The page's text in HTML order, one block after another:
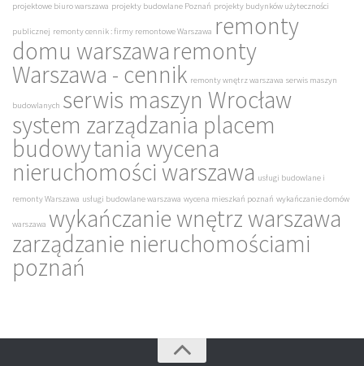
projektowe biuro warszawa projekty budowlane Poznań projekty budynków użyteczności
publicznej remonty cennik : firmy remontowe Warszawa remonty
domu warszawaremonty
Warszawa - cennik remonty wnętrz warszawa serwis maszyn
budowlanych serwis maszyn Wrocław
system zarządzania placem
budowytania wycena
nieruchomości warszawa usługi budowlane i
remonty Warszawa usługi budowlane warszawa wycena mieszkań poznań wykańczanie domów
warszawa wykańczanie wnętrz warszawa
zarządzanie nieruchomościami
poznań